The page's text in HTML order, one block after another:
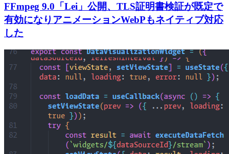
FFmpeg 9.0「Lei」公開、TLS証明書検証が既定で
有効になりアニメーションWebPもネイティブ対応
した